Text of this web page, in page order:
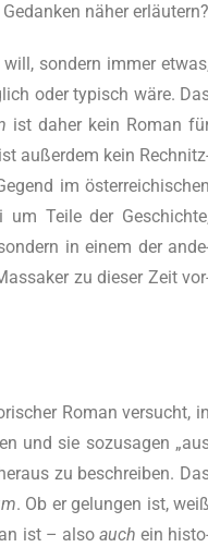
näher erläutern?
son­dern immer
oder typisch wäre.
ist daher kein Roman
ist außer­dem kein
im österreichischen
Tei­le der
in einem der
zu die­ser Zeit
Roman ver­sucht, in
und sie sozu­sa­gen
zu beschrei­ben.
. Ob er gelun­gen ist, weiß
ist – also auchein